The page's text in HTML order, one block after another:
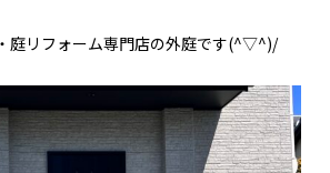
リフォーム専門店の外庭です(^▽^)/